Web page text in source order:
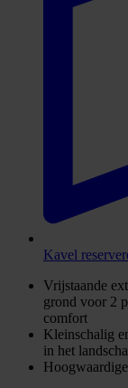
Kavel
Vrijstaande
grond voor 2
comfort
Kleinschalig
in het